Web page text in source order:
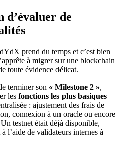
d’évaluer de
prend du temps et c’est bien
à migrer sur une blockchain
toute évidence délicat.
terminer son « Milestone 2 »,
les fonctions les plus basiques
: ajustement des frais de
connexion à un oracle ou encore
testnet était déjà disponible,
l’aide de validateurs internes à